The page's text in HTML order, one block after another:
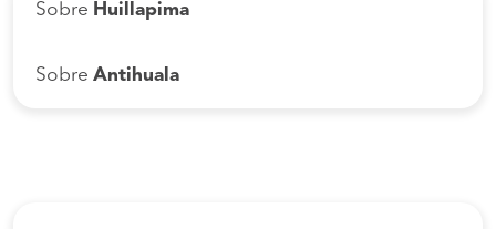
Sobre Huillapima
Sobre Antihuala